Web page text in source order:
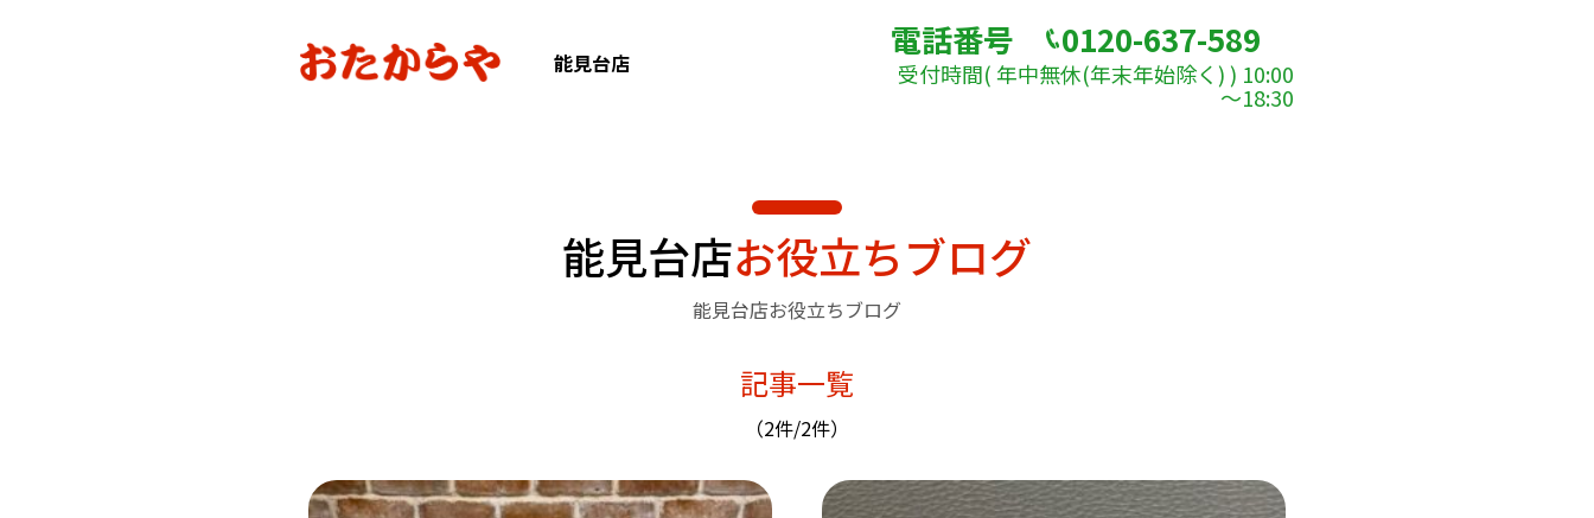
能見台店
電話番号 0120-637-589
受付時間( 年中無休(年末年始除く) ) 10:00
～18:30
能見台店お役立ちブログ
能見台店お役立ちブログ
記事一覧
（2件/2件）